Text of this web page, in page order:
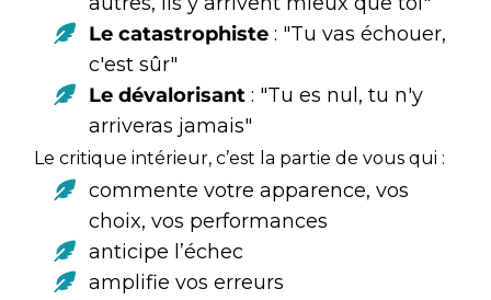
Le catastrophiste : "Tu vas échouer,
c'est sûr"
Le dévalorisant : "Tu es nul, tu n'y
arriveras jamais"
Le critique intérieur, c’est la partie de vous qui :
commente votre apparence, vos
choix, vos performances
anticipe l’échec
amplifie vos erreurs